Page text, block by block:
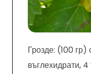
Грозде: (100
въглехидрати,